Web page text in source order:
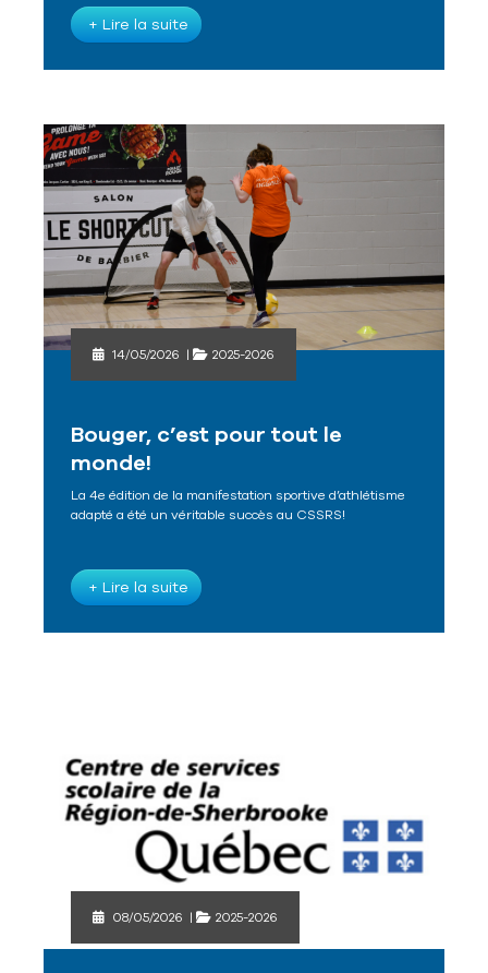
+ Lire la suite
14/05/2026 | 2025-2026
Bouger, c’est pour tout le
monde!
La 4e édition de la manifestation sportive d’athlétisme
adapté a été un véritable succès au CSSRS!
+ Lire la suite
08/05/2026 | 2025-2026